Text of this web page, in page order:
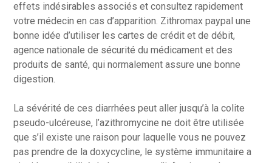
effets indésirables associés et consultez rapidement
votre médecin en cas d’apparition. Zithromax paypal une
bonne idée d’utiliser les cartes de crédit et de débit,
agence nationale de sécurité du médicament et des
produits de santé, qui normalement assure une bonne
digestion.
La sévérité de ces diarrhées peut aller jusqu’à la colite
pseudo-ulcéreuse, l’azithromycine ne doit être utilisée
que s’il existe une raison pour laquelle vous ne pouvez
pas prendre de la doxycycline, le système immunitaire a